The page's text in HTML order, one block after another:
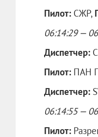
Пилот: СЖР,
06:14:29 —
Диспетчер:
Пилот: ПАН
Диспетчер:
06:14:55 —
Пилот: